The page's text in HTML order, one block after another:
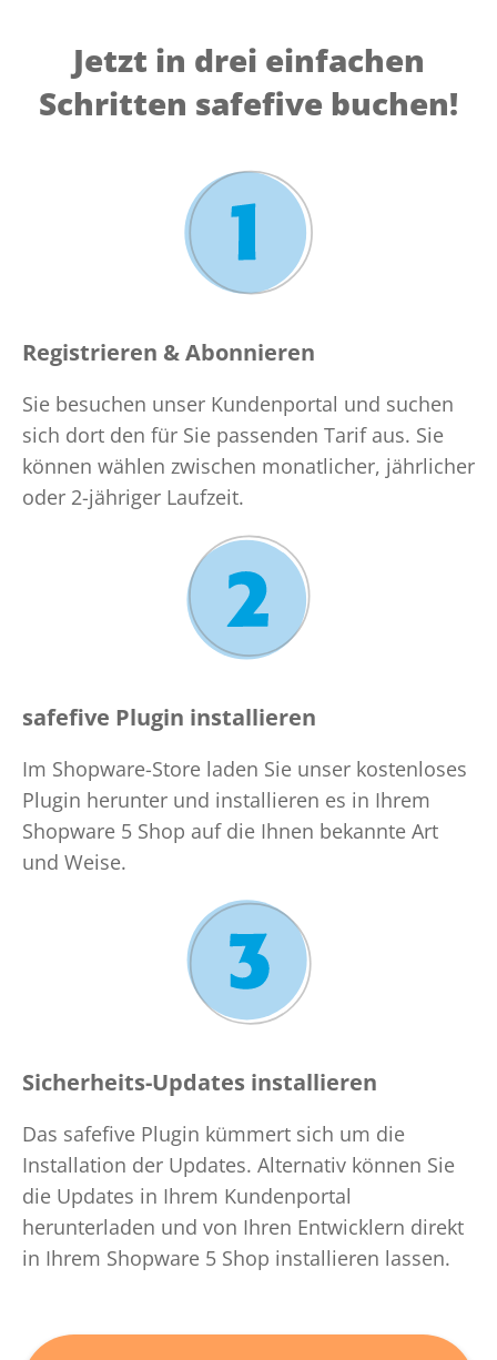
Jetzt in drei einfachen
Schritten safefive buchen!
Registrieren & Abonnieren
Sie besuchen unser Kundenportal und suchen
sich dort den für Sie passenden Tarif aus. Sie
können wählen zwischen monatlicher, jährlicher
oder 2-jähriger Laufzeit.
safefive Plugin installieren
Im Shopware-Store laden Sie unser kostenloses
Plugin herunter und installieren es in Ihrem
Shopware 5 Shop auf die Ihnen bekannte Art
und Weise.
Sicherheits-Updates installieren
Das safefive Plugin kümmert sich um die
Installation der Updates. Alternativ können Sie
die Updates in Ihrem Kundenportal
herunterladen und von Ihren Entwicklern direkt
in Ihrem Shopware 5 Shop installieren lassen.